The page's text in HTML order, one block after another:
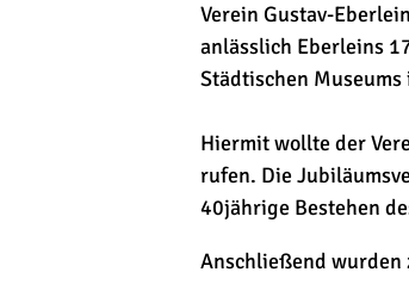
Verein Gustav-
anlässlich Eberleins
Städtischen
Hiermit wollte der
rufen. Die
40jährige Bestehen
Anschließend wurden